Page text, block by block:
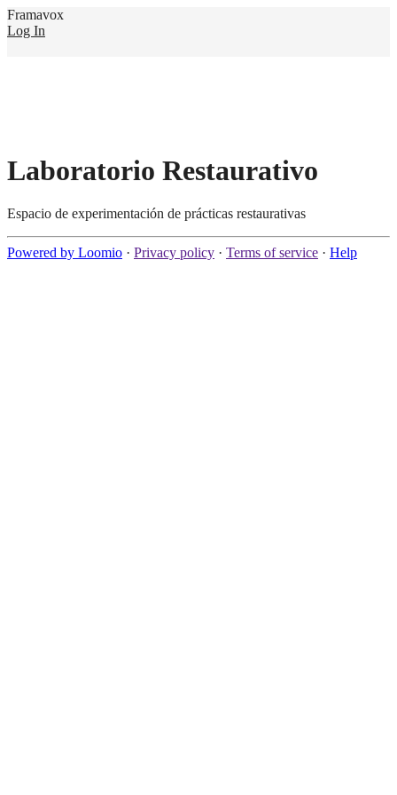
Framavox
Log In
Laboratorio Restaurativo
Espacio de experimentación de prácticas restaurativas
Powered by Loomio · Privacy policy · Terms of service · Help